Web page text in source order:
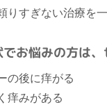
りすぎない治療を
でお悩みの方は
の後に痒がる
痒みがある